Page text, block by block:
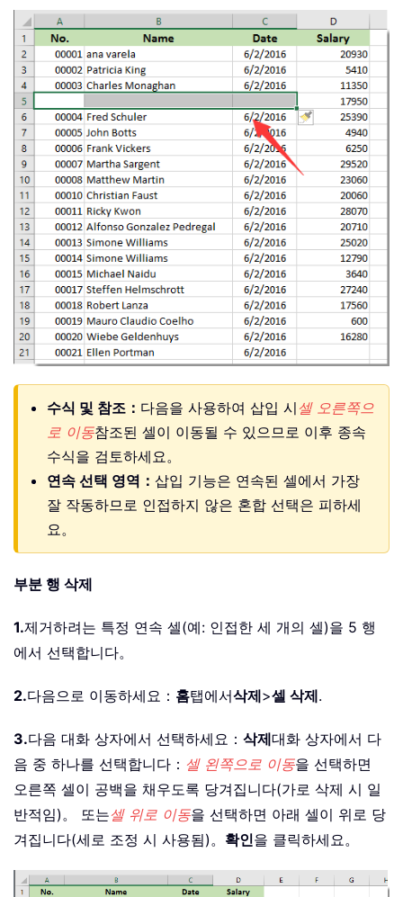
수식 및 참조： 다음을 사용하여 삽입 시셀 오른쪽으
로 이동참조된 셀이 이동될 수 있으므로 이후 종속
수식을 검토하세요。
연속 선택 영역： 삽입 기능은 연속된 셀에서 가장
잘 작동하므로 인접하지 않은 혼합 선택은 피하세
요。
부분 행 삭제
1.제거하려는 특정 연속 셀(예: 인접한 세 개의 셀)을 5 행
에서 선택합니다。
2.다음으로 이동하세요： 홈탭에서삭제>셀 삭제.
3.다음 대화 상자에서 선택하세요： 삭제대화 상자에서 다
음 중 하나를 선택합니다： 셀 왼쪽으로 이동을 선택하면
오른쪽 셀이 공백을 채우도록 당겨집니다(가로 삭제 시 일
반적임)。 또는셀 위로 이동을 선택하면 아래 셀이 위로 당
겨집니다(세로 조정 시 사용됨)。 확인을 클릭하세요。